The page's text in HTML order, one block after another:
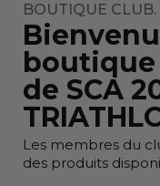
COULEURS
Aucun choix
EN PROMOTION
Aucun choix
BOUTIQUE CLUB.
de SCA
Les membres du
des produits